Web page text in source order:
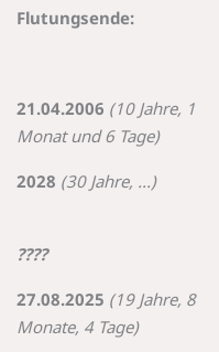
Flutungsende:
21.04.2006 (10 Jahre, 1
Monat und 6 Tage)
2028 (30 Jahre, ...)
????
27.08.2025 (19 Jahre, 8
Monate, 4 Tage)